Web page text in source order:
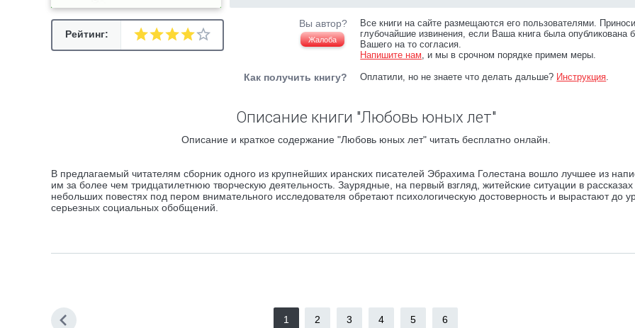
Рейтинг:
Вы автор?
Жалоба
Все книги на сайте размещаются его пользователями.
глубочайшие извинения, если Ваша книга была опубликована
Вашего на то согласия.
Напишите нам, и мы в срочном порядке примем меры.
Как получить книгу? Оплатили, но не знаете что делать дальше? Инструкция.
Описание книги "Любовь юных лет"
Описание и краткое содержание "Любовь юных лет" читать бесплатно онлайн.
В предлагаемый читателям сборник одного из крупнейших иранских писателей Эбрахима Голестана вошло лучшее из
им за более чем тридцатилетнюю творческую деятельность. Заурядные, на первый взгляд, житейские ситуации в рассказах
небольших повестях под пером внимательного исследователя обретают психологическую достоверность и вырастают до
серьезных социальных обобщений.
1 2 3 4 5 6